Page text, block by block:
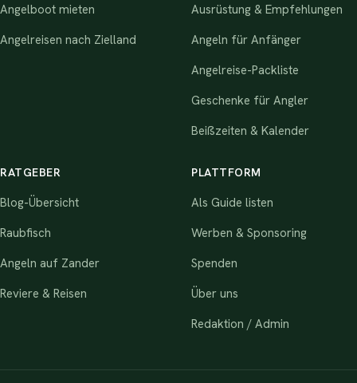
Angelboot mieten
Angelreisen nach Zielland
Ausrüstung & Empfehlungen
Angeln für Anfänger
Angelreise-Packliste
Geschenke für Angler
Beißzeiten & Kalender
RATGEBER
Blog-Übersicht
Raubfisch
Angeln auf Zander
Reviere & Reisen
PLATTFORM
Als Guide listen
Werben & Sponsoring
Spenden
Über uns
Redaktion / Admin